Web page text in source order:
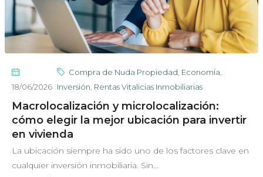
18/06/2026
Compra de Nuda Propiedad Economía
Inversión Rentas Vitalicias Inmobiliarias
Macrolocalización y microlocalización:
cómo elegir la mejor ubicación para invertir
en vivienda
La ubicación siempre ha sido uno de los factores clave en
cualquier inversión inmobiliaria. Sin...